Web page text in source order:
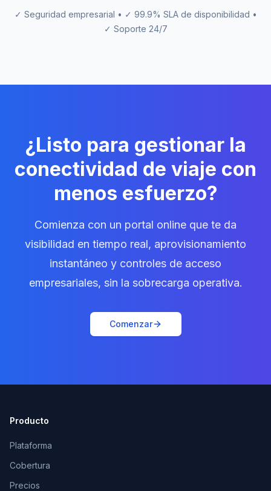
✓ Seguridad empresarial • ✓ 99.9% SLA de disponibilidad •
✓ Soporte 24/7
¿Listo para gestionar la
conectividad de viaje con
menos esfuerzo?
Comienza con un portal online que te da
visibilidad en tiempo real, aprovisionamiento
instantáneo y controles de acceso
empresariales, sin la sobrecarga operativa.
Comenzar
Producto
Plataforma
Cobertura
Precios